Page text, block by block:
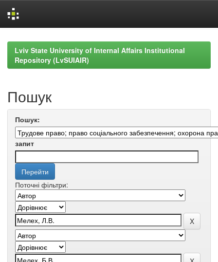
navigationLviv State University of Internal Affairs Institutional
Repository (LvSUIAIR)
Пошук
Пошук:
запит
Поточні фільтри: